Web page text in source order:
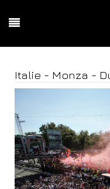
Italie - Monza -